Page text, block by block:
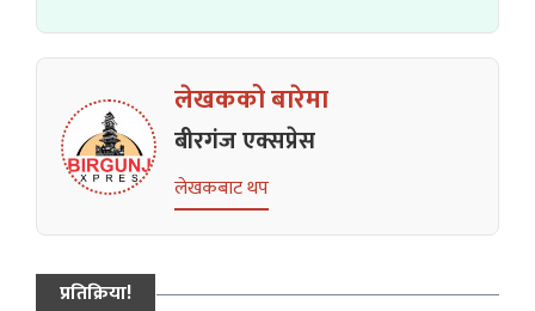
लेखकको बारेमा
बीरगंज एक्सप्रेस
लेखकबाट थप
प्रतिक्रिया!